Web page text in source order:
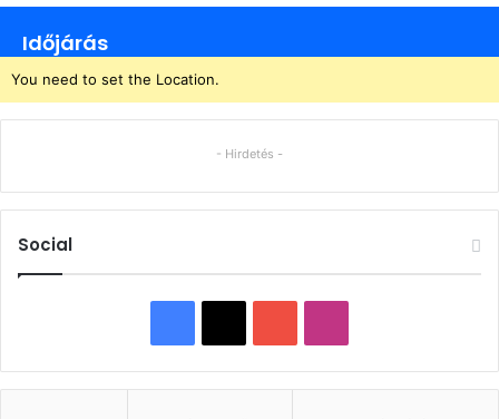
Időjárás
You need to set the Location.
- Hirdetés -
Social